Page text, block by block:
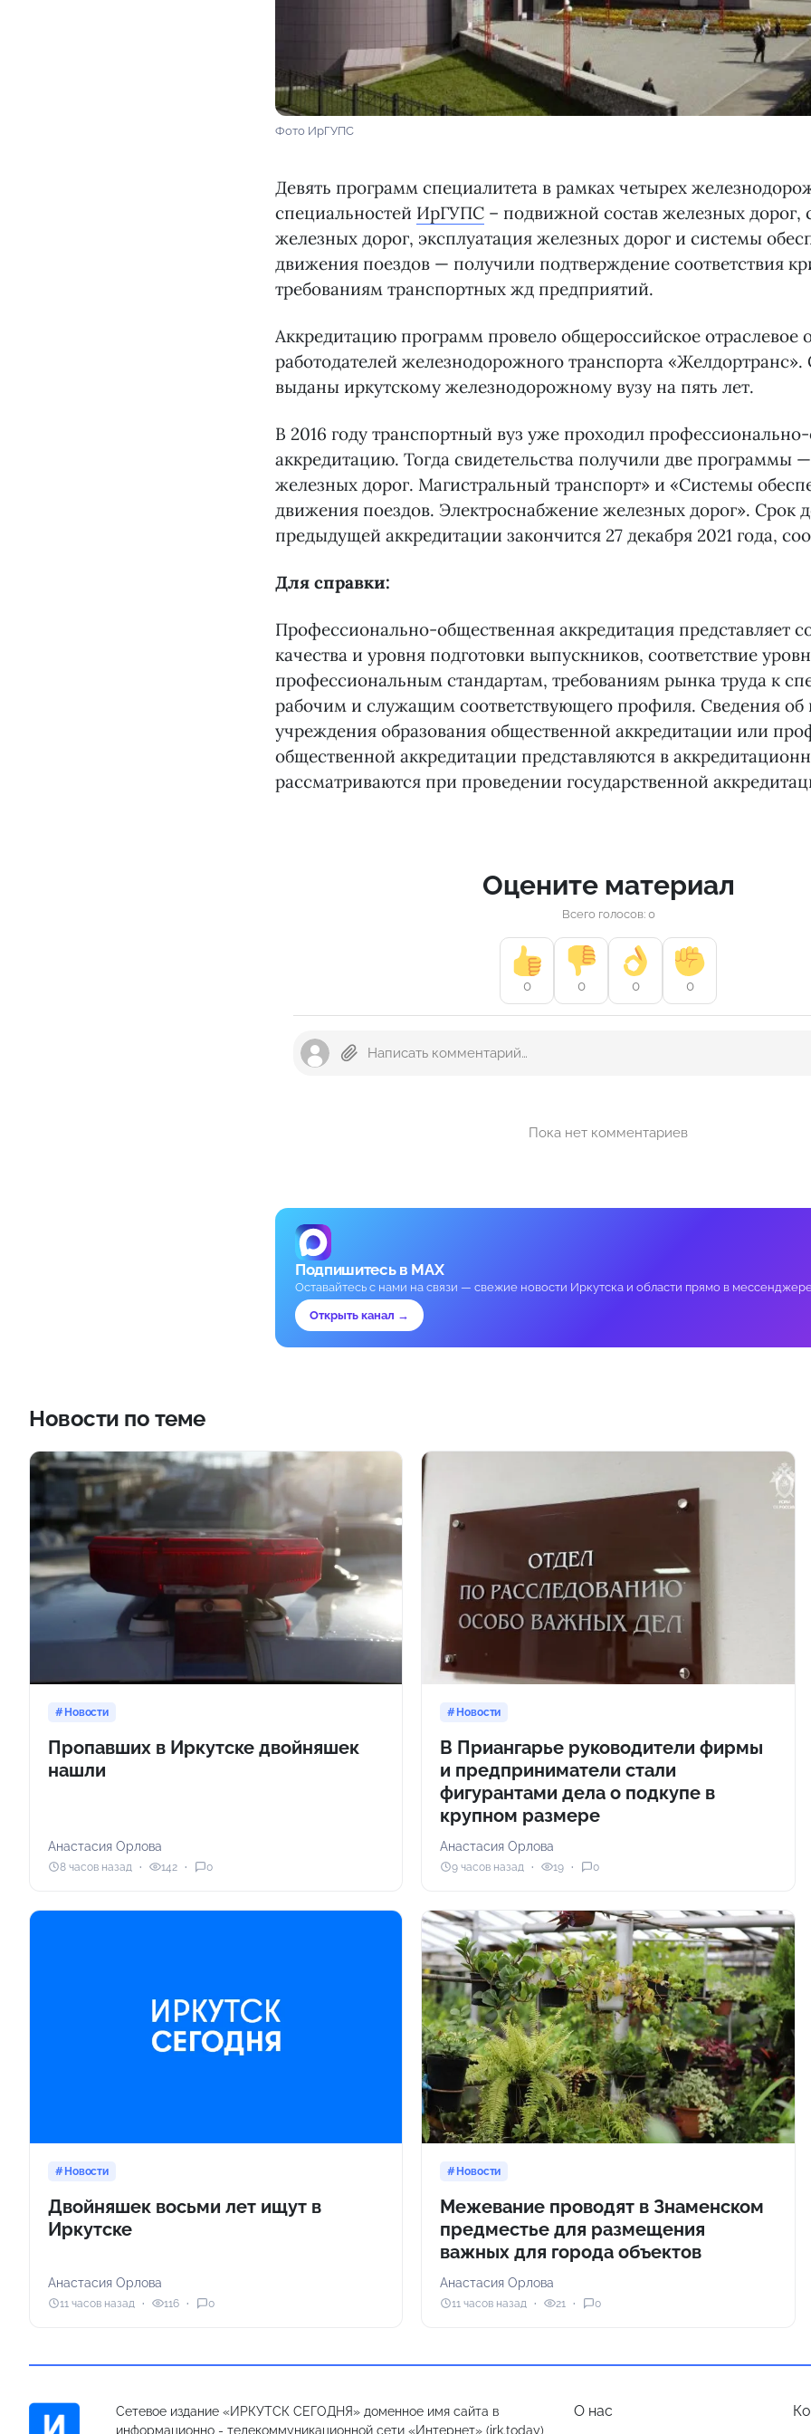
Фото ИрГУПС
Девять программ специалитета в рамках четырех
специальностей ИрГУПС – подвижной состав железных дорог,
железных дорог, эксплуатация железных дорог и системы
движения поездов — получили подтверждение соответствия
требованиям транспортных жд предприятий.
Аккредитацию программ провело общероссийское отраслевое
работодателей железнодорожного транспорта «Желдортранс».
выданы иркутскому железнодорожному вузу на пять лет.
В 2016 году транспортный вуз уже проходил
аккредитацию. Тогда свидетельства получили две программы
железных дорог. Магистральный транспорт» и «Системы
движения поездов. Электроснабжение железных дорог». Срок
предыдущей аккредитации закончится 27 декабря 2021 года,
Для справки:
Профессионально-общественная аккредитация представляет
качества и уровня подготовки выпускников, соответствие
профессиональным стандартам, требованиям рынка труда к
рабочим и служащим соответствующего профиля. Сведения
учреждения образования общественной аккредитации или
общественной аккредитации представляются в
рассматриваются при проведении государственной
Оцените материал
Всего голосов: 0
0 0 0 0
Пока нет комментариев
Подпишитесь в MAX
Оставайтесь с нами на связи — свежие новости Иркутска и области прямо в
Открыть канал →
Новости по теме
Новости
Пропавших в Иркутске двойняшек
нашли
Анастасия Орлова
8 часов назад 142 0
Новости
В Приангарье руководители фирмы
и предприниматели стали
фигурантами дела о подкупе в
крупном размере
Анастасия Орлова
9 часов назад 19 0
Новости
Двойняшек восьми лет ищут в
Иркутске
Анастасия Орлова
11 часов назад 116 0
Новости
Межевание проводят в Знаменском
предместье для размещения
важных для города объектов
Анастасия Орлова
11 часов назад 21 0
Сетевое издание «ИРКУТСК СЕГОДНЯ» доменное имя сайта в
информационно - телекоммуникационной сети «Интернет» (irk.today),
О нас